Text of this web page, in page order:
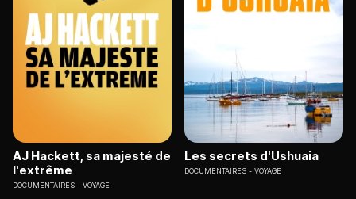
AJ Hackett, sa majesté de
l'extrême
DOCUMENTAIRES VOYAGE
Les secrets d'Ushuaia
DOCUMENTAIRES VOYAGE